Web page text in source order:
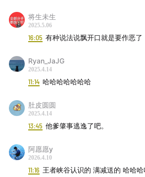
将生未生
2025.5.06
16:05 有种说法说飘开口就是要作恶了
Ryan_JaJG
2025.4.14
11:14 哈哈哈哈哈哈哈
肚皮圆圆
2025.4.14
13:45 他爹肇事逃逸了吧。
阿愿愿y
2026.4.10
11:16 王者峡谷认识的 满减送的 哈哈